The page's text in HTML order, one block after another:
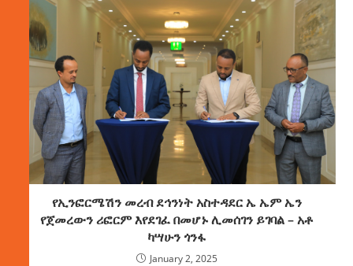
የኢንፎርሜሽን መረብ ደኅንነት አስተዳደር ኤ ኤም ኤን
የጀመረውን ሪፎርም እየደገፈ በመሆኑ ሊመሰገን ይገባል – አቶ
ካሣሁን ጎንፋ
January 2, 2025